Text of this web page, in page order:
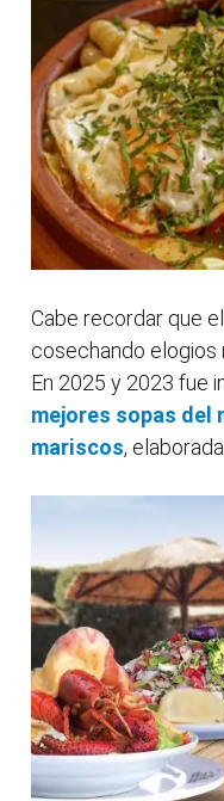
Cabe recordar que el
cosechando elogios
En 2025 y 2023 fue
mejores sopas del
mariscos,